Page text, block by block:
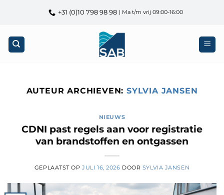
+31 (0)10 798 98 98 | Ma t/m vrij 09:00-16:00
AUTEUR ARCHIEVEN: SYLVIA JANSEN
NIEUWS
CDNI past regels aan voor registratie
van brandstoffen en ontgassen
GEPLAATST OPJULI 16, 2026 DOOR SYLVIA JANSEN